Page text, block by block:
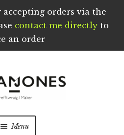
orders via the
contact me directlyto
an order
Menu